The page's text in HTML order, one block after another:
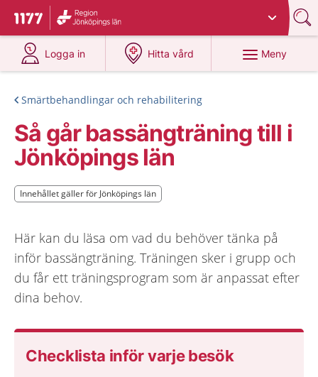
Till startsidan för 1177
Du har valt region
Logga in
på 1177.se
Hitta vård
på 1177.se
Meny
Smärtbehandlingar och rehabilitering
Så går bassängträning till i
Jönköpings län
Innehållet gäller för Jönköpings län
Innehållet gäller för Jönköpings län
Här kan du läsa om vad du behöver tänka på
inför bassängträning. Träningen sker i grupp och
du får ett träningsprogram som är anpassat efter
dina behov.
Checklista inför varje besök